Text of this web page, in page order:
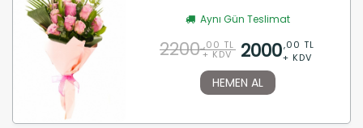
Aynı Gün Teslimat
2200 ,00 TL
+ KDV 2000,00 TL
+ KDV
HEMEN AL